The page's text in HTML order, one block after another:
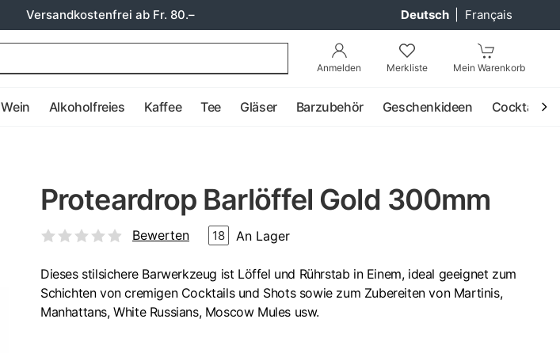
Versandkostenfrei ab Fr. 80.– Deutsch Français
Anmelden Merkliste Mein Warenkorb
Wein Alkoholfreies Kaffee Tee Gläser Barzubehör Geschenkideen Cocktail
Proteardrop Barlöffel Gold 300mm
Bewerten 18 An Lager
Dieses stilsichere Barwerkzeug ist Löffel und Rührstab in Einem, ideal geeignet zum
Schichten von cremigen Cocktails und Shots sowie zum Zubereiten von Martinis,
Manhattans, White Russians, Moscow Mules usw.